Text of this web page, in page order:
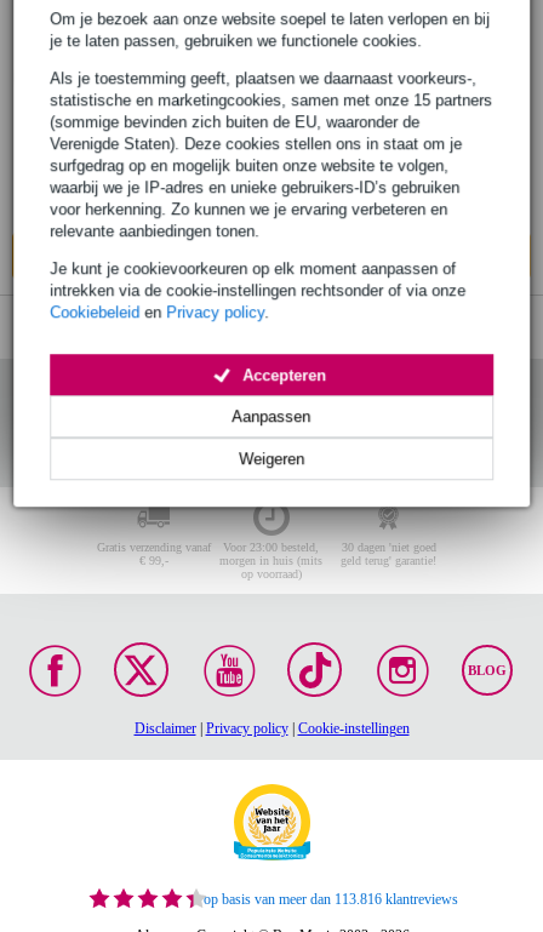
Om je bezoek aan onze website soepel te laten verlopen en bij
je te laten passen, gebruiken we functionele cookies.
Als je toestemming geeft, plaatsen we daarnaast voorkeurs-,
statistische en marketingcookies, samen met onze 15 partners
(sommige bevinden zich buiten de EU, waaronder de
Verenigde Staten). Deze cookies stellen ons in staat om je
surfgedrag op en mogelijk buiten onze website te volgen,
waarbij we je IP-adres en unieke gebruikers-ID’s gebruiken
voor herkenning. Zo kunnen we je ervaring verbeteren en
relevante aanbiedingen tonen.
Je kunt je cookievoorkeuren op elk moment aanpassen of
intrekken via de cookie-instellingen rechtsonder of via onze
Cookiebeleid en Privacy policy.
Weigeren
Aanpassen
Accepteren
Konig & Meyer 24613 rigging voor
luidspreker en lichtstatieven
Adviesprijs € 21,80 € 21,70
Bestel nu en ontvang binnen circa 11
werkdagen
Gratis verzending vanaf
€ 99,-
Voor 23:00 besteld,
morgen in huis (mits
op voorraad)
30 dagen 'niet goed
geld terug' garantie!
BLOG
Disclaimer| Privacy policy| Cookie-instellingen
op basis van meer dan 113.816 klantreviews